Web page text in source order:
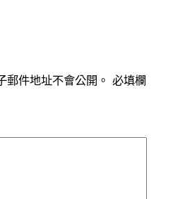
郵件地址不會公開。 必填欄